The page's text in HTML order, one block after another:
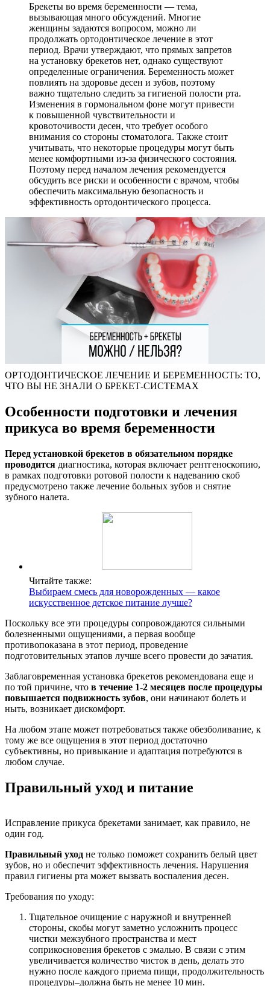
Брекеты во время беременности — тема,
вызывающая много обсуждений. Многие
женщины задаются вопросом, можно ли
продолжать ортодонтическое лечение в этот
период. Врачи утверждают, что прямых запретов
на установку брекетов нет, однако существуют
определенные ограничения. Беременность может
повлиять на здоровье десен и зубов, поэтому
важно тщательно следить за гигиеной полости рта.
Изменения в гормональном фоне могут привести
к повышенной чувствительности и
кровоточивости десен, что требует особого
внимания со стороны стоматолога. Также стоит
учитывать, что некоторые процедуры могут быть
менее комфортными из-за физического состояния.
Поэтому перед началом лечения рекомендуется
обсудить все риски и особенности с врачом, чтобы
обеспечить максимальную безопасность и
эффективность ортодонтического процесса.
ОРТОДОНТИЧЕСКОЕ ЛЕЧЕНИЕ И БЕРЕМЕННОСТЬ: ТО,
ЧТО ВЫ НЕ ЗНАЛИ О БРЕКЕТ-СИСТЕМАХ
Особенности подготовки и лечения
прикуса во время беременности
Перед установкой брекетов в обязательном порядке
проводится диагностика, которая включает рентгеноскопию,
в рамках подготовки ротовой полости к надеванию скоб
предусмотрено также лечение больных зубов и снятие
зубного налета.
Читайте также:
Выбираем смесь для новорожденных — какое
искусственное детское питание лучше?
Поскольку все эти процедуры сопровождаются сильными
болезненными ощущениями, а первая вообще
противопоказана в этот период, проведение
подготовительных этапов лучше всего провести до зачатия.
Заблаговременная установка брекетов рекомендована еще и
по той причине, что в течение 1-2 месяцев после процедуры
повышается подвижность зубов, они начинают болеть и
ныть, возникает дискомфорт.
На любом этапе может потребоваться также обезболивание, к
тому же все ощущения в этот период достаточно
субъективны, но привыкание и адаптация потребуются в
любом случае.
Правильный уход и питание
Исправление прикуса брекетами занимает, как правило, не
один год.
Правильный уход не только поможет сохранить белый цвет
зубов, но и обеспечит эффективность лечения. Нарушения
правил гигиены рта может вызвать воспаления десен.
Требования по уходу:
Тщательное очищение с наружной и внутренней
стороны, скобы могут заметно усложнить процесс
чистки межзубного пространства и мест
соприкосновения брекетов с эмалью. В связи с этим
увеличивается количество чисток в день, делать это
нужно после каждого приема пищи, продолжительность
процедуры–должна быть не менее 10 мин.